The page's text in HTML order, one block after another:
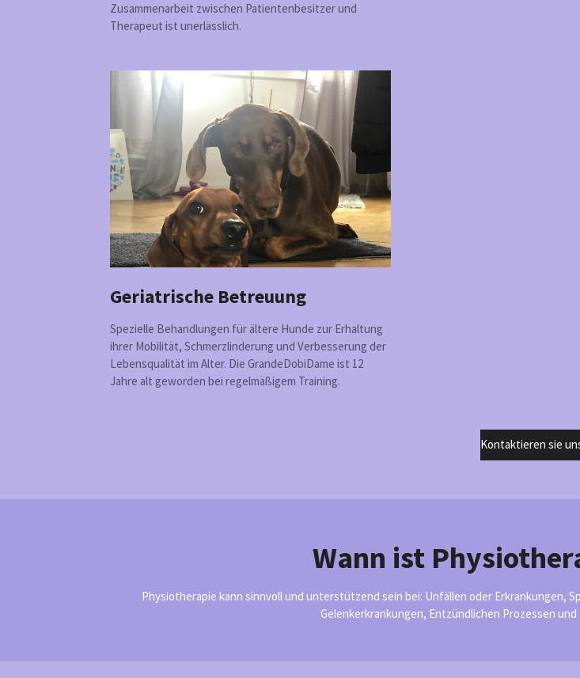
Zusammenarbeit zwischen Patientenbesitzer und
Therapeut ist unerlässlich.
Geriatrische Betreuung
Spezielle Behandlungen für ältere Hunde zur Erhaltung
ihrer Mobilität, Schmerzlinderung und Verbesserung der
Lebensqualität im Alter. Die GrandeDobiDame ist 12
Jahre alt geworden bei regelmäßigem Training.
Kontaktieren sie
Wann ist
Physiotherapie kann sinnvoll und unterstützend sein bei: Unfällen oder Erkrankungen,
Gelenkerkrankungen, Entzündlichen Prozessen